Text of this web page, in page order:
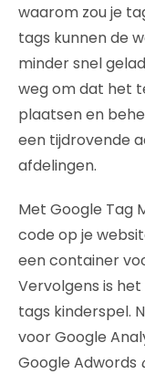
waarom zou je
tags kunnen de
minder snel
weg om dat het
plaatsen en
een tijdrovende
afdelingen.
Met Google Tag
code op je
een container
Vervolgens is
tags kinderspel.
voor Google
Google Adwords